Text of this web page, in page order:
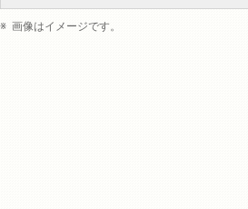
画像はイメージです。